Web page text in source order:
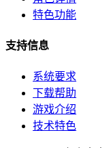
特色功能
支持信息
系统要求
下载帮助
游戏介绍
技术特色